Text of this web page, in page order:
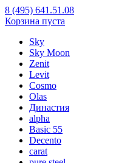
8 (495) 641.51.08
Корзина пуста
Sky
Sky Moon
Zenit
Levit
Cosmo
Olas
Династия
alpha
Basic 55
Decento
carat